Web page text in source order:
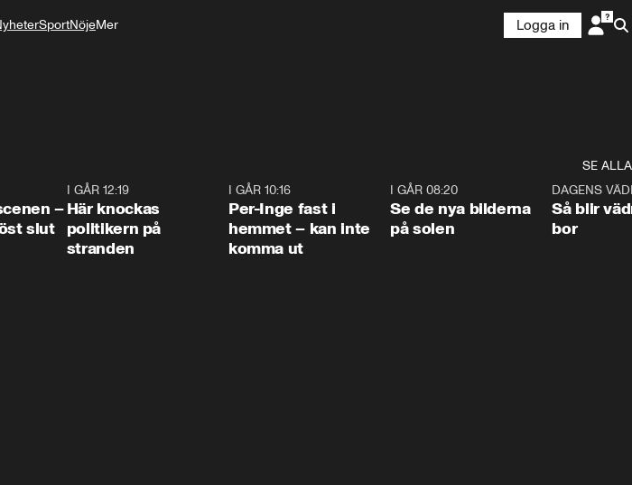
SportNöjeMer
Logga in
SE ALLA
–
slut
I GÅR 12:19
Här knockas
politikern på
stranden
I GÅR 10:16
Per-Inge fast i
hemmet – kan inte
komma ut
I GÅR 08:20
Se de nya bilderna
på solen
DAGENS
Så blir
bor